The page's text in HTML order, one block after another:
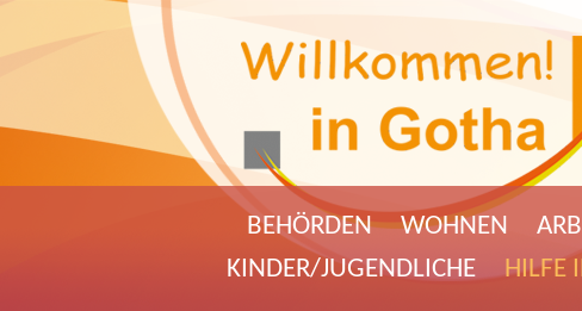
BEHÖRDEN WOHNEN
KINDER/JUGENDLICHE
HILFE